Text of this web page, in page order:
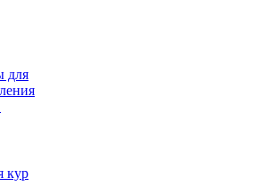
для
кур